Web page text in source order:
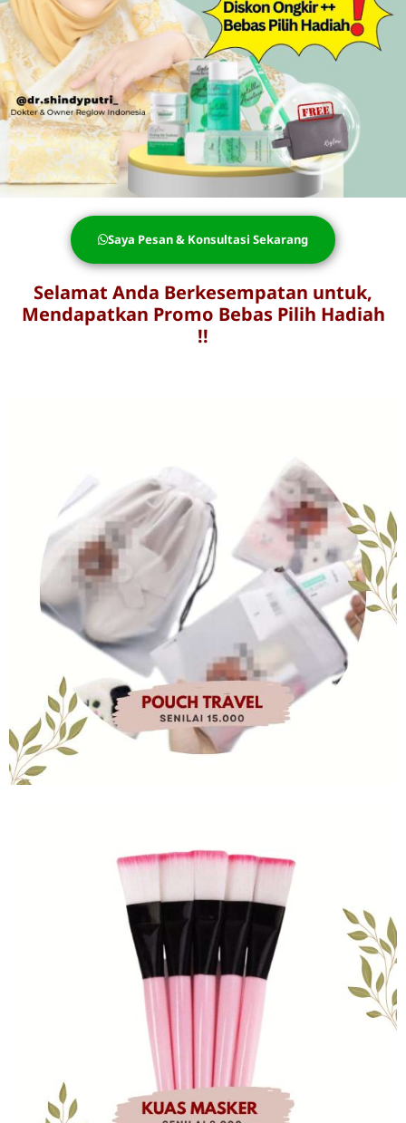
Saya Pesan & Konsultasi Sekarang
Selamat Anda Berkesempatan untuk,
Mendapatkan Promo Bebas Pilih Hadiah
!!